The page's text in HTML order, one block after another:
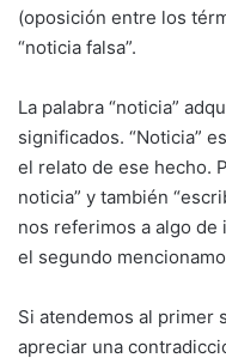
(oposición entre los
“noticia falsa”.
La palabra “noticia”
significados. “Noticia”
el relato de ese hecho.
noticia” y también
nos referimos a algo de
el segundo
Si atendemos al primer
apreciar una